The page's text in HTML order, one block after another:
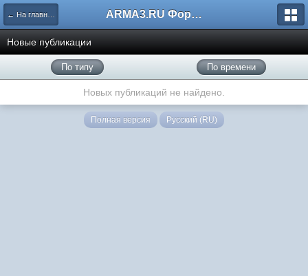
← На главную ARMA3.RU Форум
Новые публикации
По типу По времени
Новых публикаций не найдено.
Полная версия Русский (RU)